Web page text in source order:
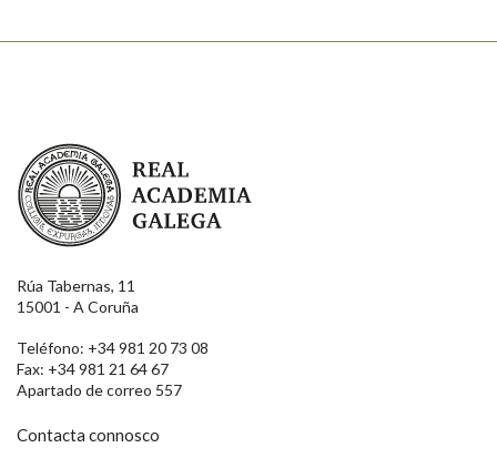
Real Academia Galega
Rúa Tabernas, 11
15001 - A Coruña
Teléfono: +34 981 20 73 08
Fax: +34 981 21 64 67
Apartado de correo 557
Contacta connosco